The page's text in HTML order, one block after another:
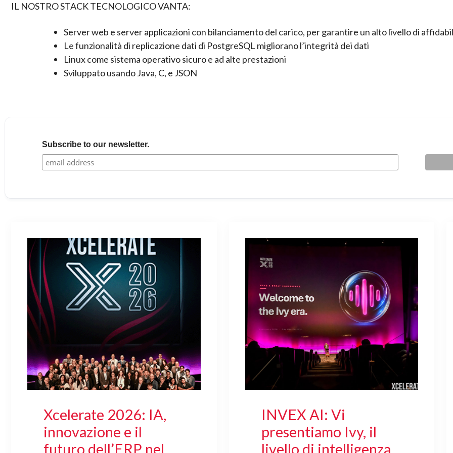
IL NOSTRO STACK TECNOLOGICO VANTA:
Server web e server applicazioni con bilanciamento del carico, per garantire un alto livello di
Le funzionalità di replicazione dati di PostgreSQL migliorano l’integrità dei dati
Linux come sistema operativo sicuro e ad alte prestazioni
Sviluppato usando Java, C, e JSON
Subscribe to our newsletter.
Xcelerate 2026: IA,
innovazione e il
futuro dell’ERP nel
INVEX AI: Vi
presentiamo Ivy, il
livello di intelligenza